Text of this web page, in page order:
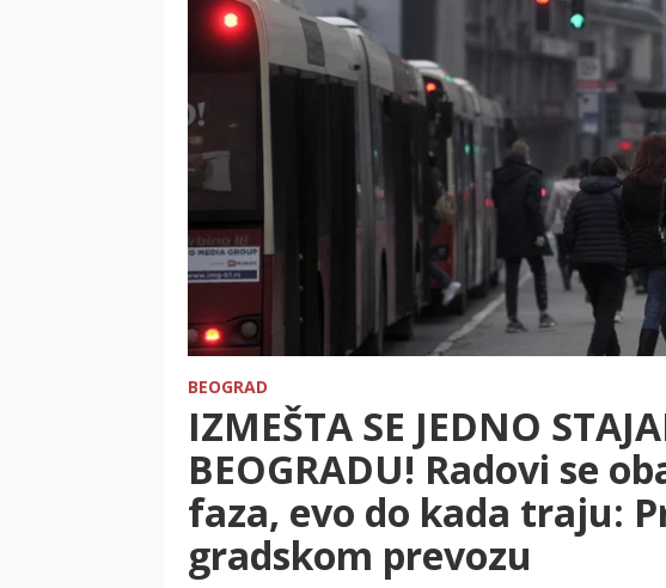
BEOGRAD
IZMEŠTA SE JEDNO
BEOGRADU! Radovi se
faza, evo do kada traju:
gradskom prevozu